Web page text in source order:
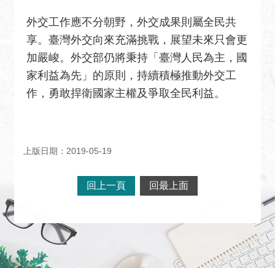
外交工作應不分朝野，外交成果則屬全民共
享。臺灣外交向來充滿挑戰，展望未來只會更
加嚴峻。外交部仍將秉持「臺灣人民為主，國
家利益為先」的原則，持續積極推動外交工
作，勇敢捍衛國家主權及爭取全民利益。
上版日期：2019-05-19
回上一頁 回最上面